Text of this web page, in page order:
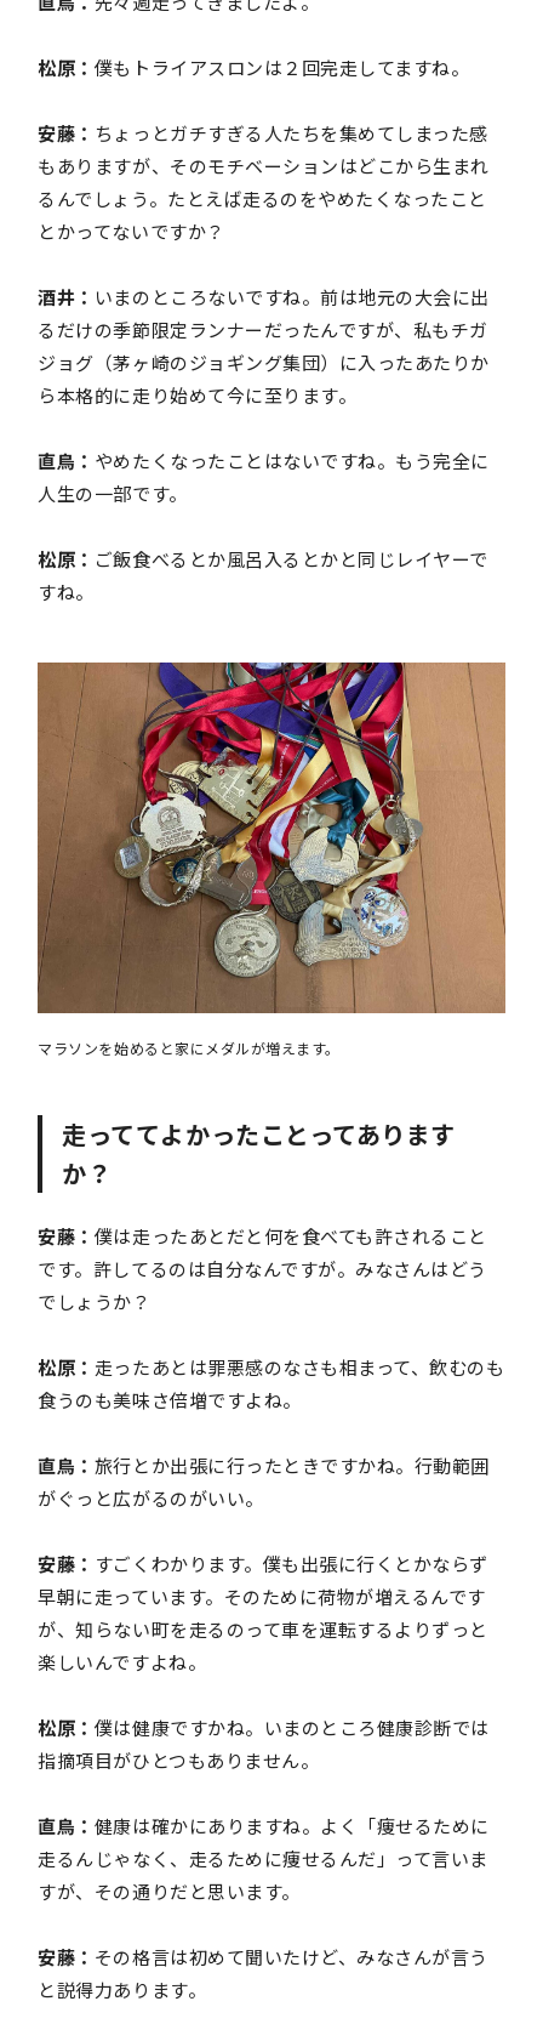
松原： 僕もトライアスロンは２回完走してますね。
安藤： ちょっとガチすぎる人たちを集めてしまった感
もありますが、そのモチベーションはどこから生まれ
るんでしょう。たとえば走るのをやめたくなったこと
とかってないですか？
酒井： いまのところないですね。前は地元の大会に出
るだけの季節限定ランナーだったんですが、私もチガ
ジョグ（茅ヶ崎のジョギング集団）に入ったあたりか
ら本格的に走り始めて今に至ります。
直鳥： やめたくなったことはないですね。もう完全に
人生の一部です。
松原： ご飯食べるとか風呂入るとかと同じレイヤーで
すね。
マラソンを始めると家にメダルが増えます。
走っててよかったことってあります
か？
安藤： 僕は走ったあとだと何を食べても許されること
です。許してるのは自分なんですが。みなさんはどう
でしょうか？
松原： 走ったあとは罪悪感のなさも相まって、飲むのも
食うのも美味さ倍増ですよね。
直鳥： 旅行とか出張に行ったときですかね。行動範囲
がぐっと広がるのがいい。
安藤： すごくわかります。僕も出張に行くとかならず
早朝に走っています。そのために荷物が増えるんです
が、知らない町を走るのって車を運転するよりずっと
楽しいんですよね。
松原： 僕は健康ですかね。いまのところ健康診断では
指摘項目がひとつもありません。
直鳥： 健康は確かにありますね。よく「痩せるために
走るんじゃなく、走るために痩せるんだ」って言いま
すが、その通りだと思います。
安藤： その格言は初めて聞いたけど、みなさんが言う
と説得力あります。